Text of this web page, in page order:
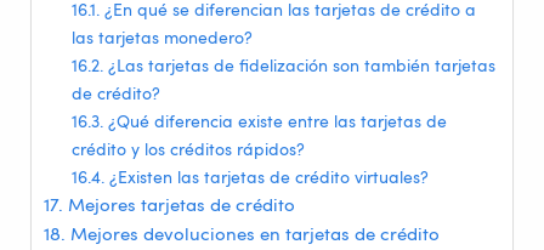
¿En qué se diferencian las tarjetas de crédito a
las tarjetas monedero?
¿Las tarjetas de fidelización son también tarjetas
de crédito?
¿Qué diferencia existe entre las tarjetas de
crédito y los créditos rápidos?
¿Existen las tarjetas de crédito virtuales?
Mejores tarjetas de crédito
Mejores devoluciones en tarjetas de crédito